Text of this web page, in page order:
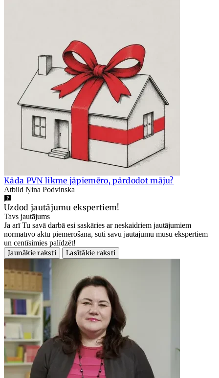
Kāda PVN likme jāpiemēro, pārdodot māju?
Atbild Ņina Podvinska
Uzdod jautājumu ekspertiem!
Tavs jautājums
Ja arī Tu savā darbā esi saskāries ar neskaidriem jautājumiem
normatīvo aktu piemērošanā, sūti savu jautājumu mūsu ekspertiem
un centīsimies palīdzēt!
Jaunākie raksti
Lasītākie raksti